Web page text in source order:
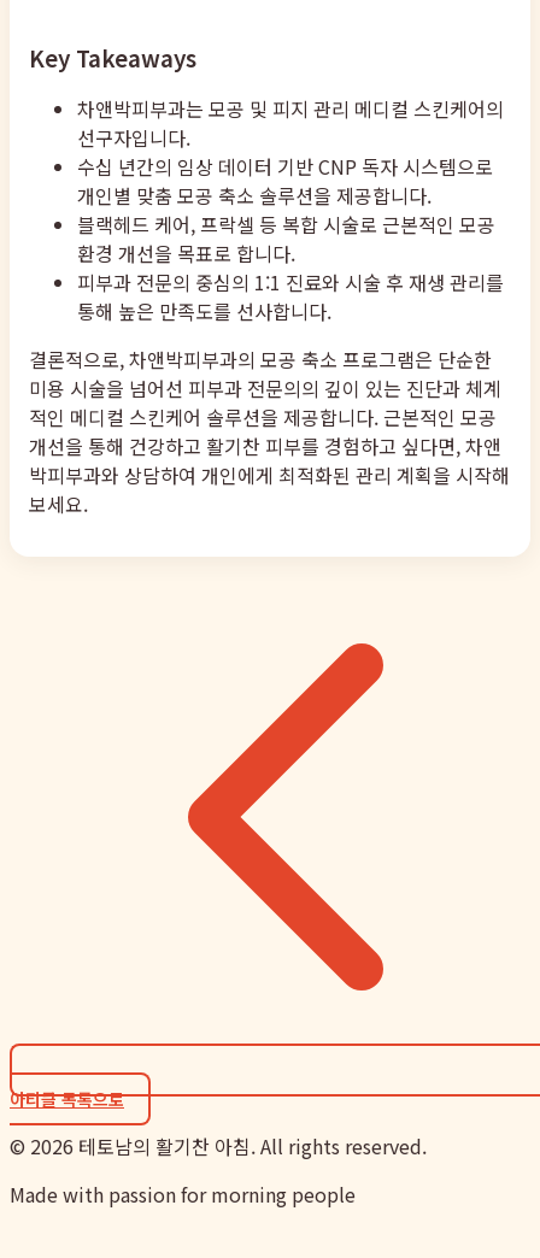
Key Takeaways
차앤박피부과는 모공 및 피지 관리 메디컬 스킨케어의
선구자입니다.
수십 년간의 임상 데이터 기반 CNP 독자 시스템으로
개인별 맞춤 모공 축소 솔루션을 제공합니다.
블랙헤드 케어, 프락셀 등 복합 시술로 근본적인 모공
환경 개선을 목표로 합니다.
피부과 전문의 중심의 1:1 진료와 시술 후 재생 관리를
통해 높은 만족도를 선사합니다.
결론적으로, 차앤박피부과의 모공 축소 프로그램은 단순한
미용 시술을 넘어선 피부과 전문의의 깊이 있는 진단과 체계
적인 메디컬 스킨케어 솔루션을 제공합니다. 근본적인 모공
개선을 통해 건강하고 활기찬 피부를 경험하고 싶다면, 차앤
박피부과와 상담하여 개인에게 최적화된 관리 계획을 시작해
보세요.
아티클 목록으로
© 2026 테토남의 활기찬 아침. All rights reserved.
Made with passion for morning people